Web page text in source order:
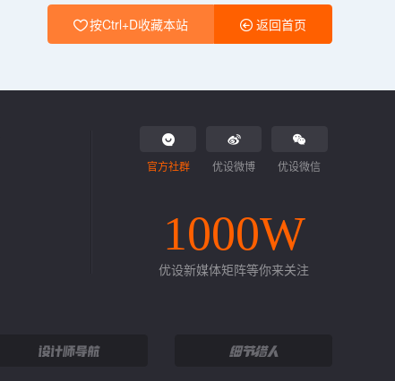
按Ctrl+D收藏本站 返回首页
官方社群 优设微博 优设微信
1000W
优设新媒体矩阵等你来关注